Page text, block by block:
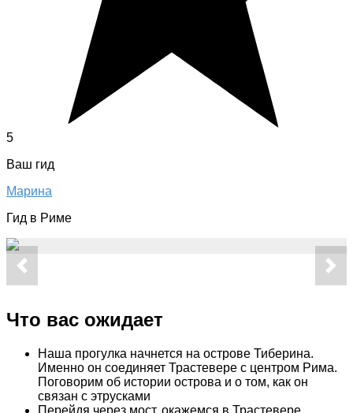
5
Ваш гид
Марина
Гид в Риме
Что вас ожидает
Наша прогулка начнется на острове Тиберина.
Именно он соединяет Трастевере с центром Рима.
Поговорим об истории острова и о том, как он
связан с этрусками
Перейдя через мост, окажемся в Трастевере.